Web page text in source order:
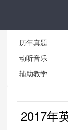
历年真题
动听音乐
辅助教学
2017年